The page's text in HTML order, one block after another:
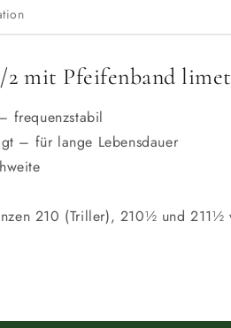
2 mit Pfeifenband
frequenzstabil
– für lange Lebensdauer
210 (Triller), 210½ und 211½